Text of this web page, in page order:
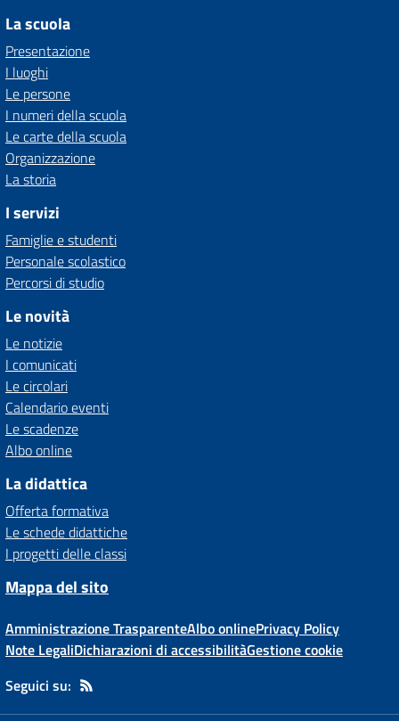
La scuola
Presentazione
I luoghi
Le persone
I numeri della scuola
Le carte della scuola
Organizzazione
La storia
I servizi
Famiglie e studenti
Personale scolastico
Percorsi di studio
Le novità
Le notizie
I comunicati
Le circolari
Calendario eventi
Le scadenze
Albo online
La didattica
Offerta formativa
Le schede didattiche
I progetti delle classi
Mappa del sito
Amministrazione TrasparenteAlbo onlinePrivacy Policy
Note LegaliDichiarazioni di accessibilitàGestione cookie
Seguici su: